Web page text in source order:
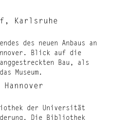
Karlsruhe